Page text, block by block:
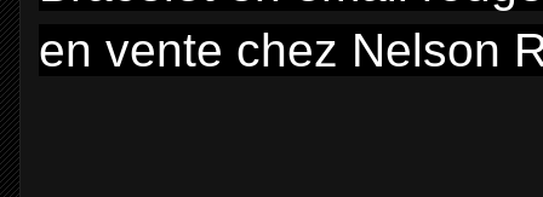
en vente chez Nelson